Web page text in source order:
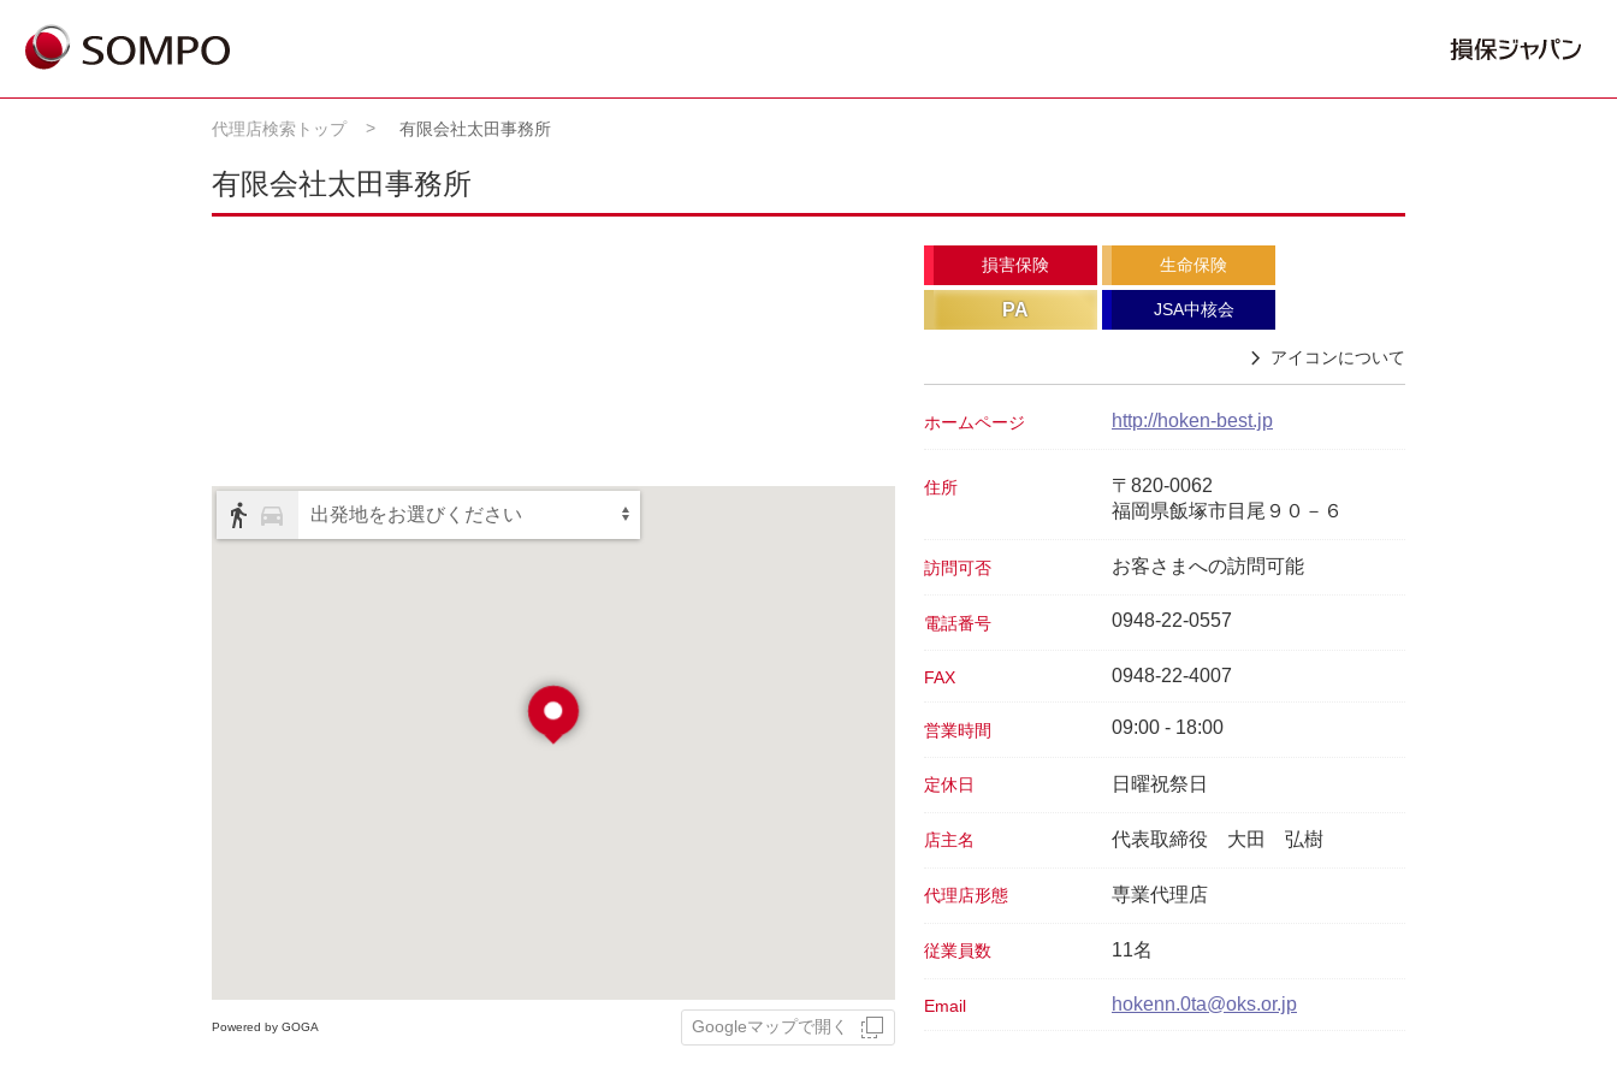
代理店検索トップ 有限会社太田事務所
有限会社太田事務所
損害保険 生命保険
PA JSA中核会
アイコンについて
ホームページ http://hoken-best.jp
住所
〒820-0062
福岡県飯塚市目尾９０－６
訪問可否 お客さまへの訪問可能
電話番号 0948-22-0557
FAX 0948-22-4007
営業時間 09:00 - 18:00
定休日 日曜祝祭日
店主名 代表取締役 大田 弘樹
代理店形態 専業代理店
従業員数 11名
Email hokenn.0ta@oks.or.jp
出発地をお選びください
Powered by GOGA Googleマップで開く